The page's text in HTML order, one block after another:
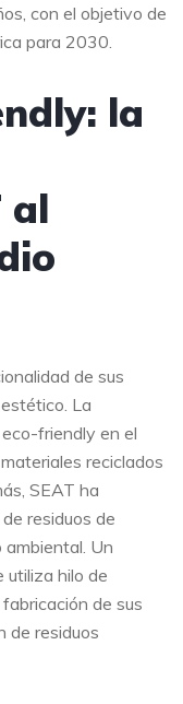
con el objetivo de
para 2030.
la
al
de sus
La
friendly en el
reciclados
SEAT ha
residuos de
ambiental. Un
utiliza hilo de
de sus
de residuos